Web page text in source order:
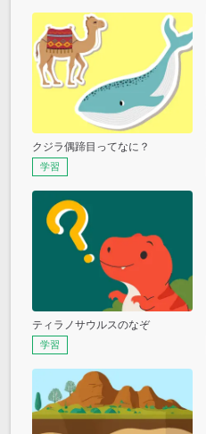
クジラ偶蹄目ってなに？
学習
ティラノサウルスのなぞ
学習